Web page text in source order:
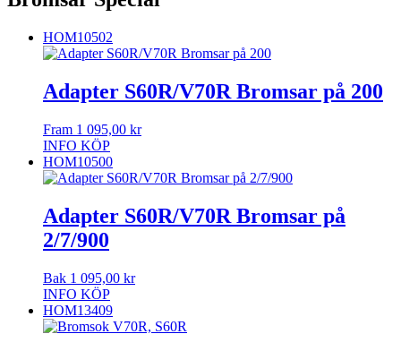
HOM10502
Adapter S60R/V70R Bromsar på 200
Fram 1 095,00 kr
INFO KÖP
HOM10500
Adapter S60R/V70R Bromsar på
2/7/900
Bak 1 095,00 kr
INFO KÖP
HOM13409